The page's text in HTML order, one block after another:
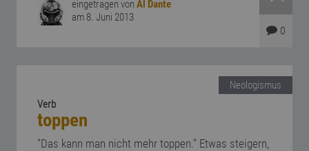
eingetragen vonAl Dante
am 8. Juni 2013
0
Neologismus
Verb
toppen
"Das kann man nicht mehr toppen." Etwas steigern,